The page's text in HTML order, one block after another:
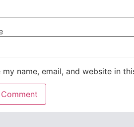
my name, email, and website in